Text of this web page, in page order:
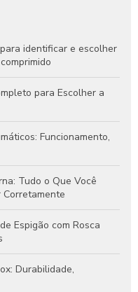
identificar e escolher
para Escolher a
Funcionamento,
Tudo o Que Você
Corretamente
Espigão com Rosca
Durabilidade,